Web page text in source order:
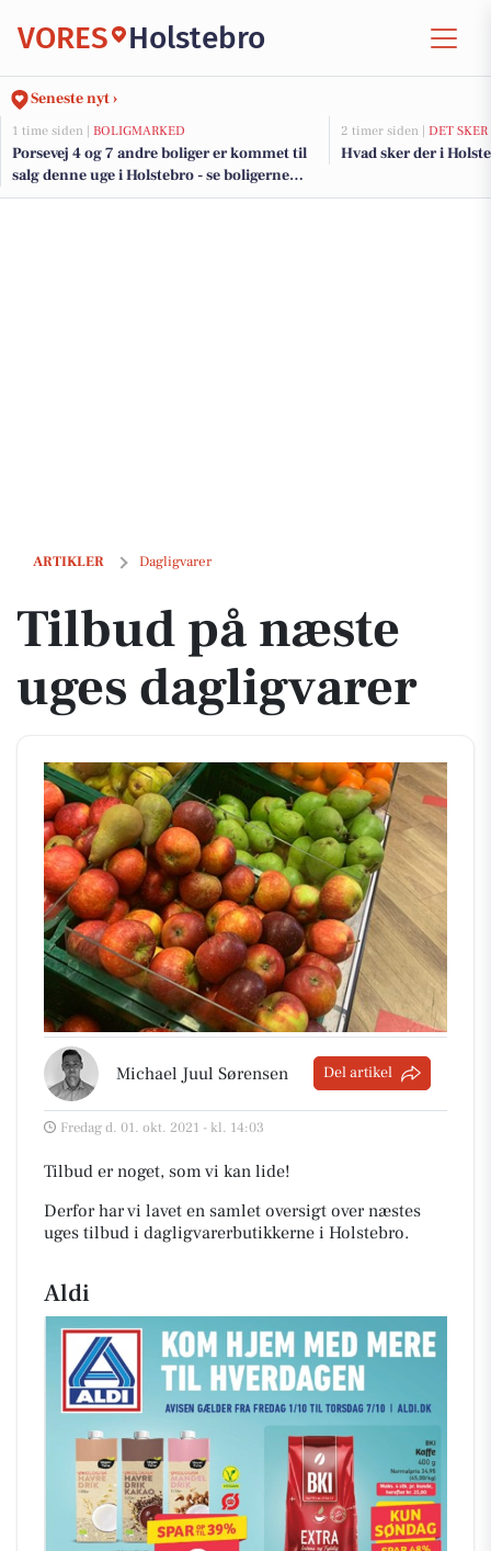
VORES Holstebro
Seneste nyt ›
1 time siden | BOLIGMARKED
Porsevej 4 og 7 andre boliger er kommet til
salg denne uge i Holstebro - se boligerne
her.
2 timer siden | DET SKER
Hvad sker der i
ARTIKLER Dagligvarer
Tilbud på næste uges dagligvarer
Tilbud på næste
uges dagligvarer
Michael Juul Sørensen Del artikel
Fredag d. 01. okt. 2021 - kl. 14:03
Tilbud er noget, som vi kan lide!
Derfor har vi lavet en samlet oversigt over næstes
uges tilbud i dagligvarerbutikkerne i Holstebro.
Aldi